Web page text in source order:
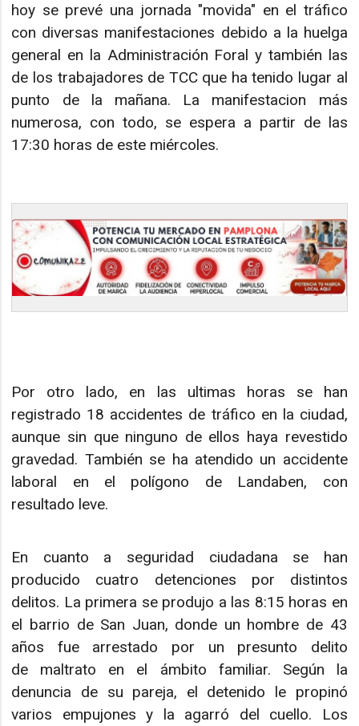
hoy se prevé una jornada "movida" en el tráfico
con diversas manifestaciones debido a la huelga
general en la Administración Foral y también las
de los trabajadores de TCC que ha tenido lugar al
punto de la mañana. La manifestacion más
numerosa, con todo, se espera a partir de las
17:30 horas de este miércoles.
Por otro lado, en las ultimas horas se han
registrado 18 accidentes de tráfico en la ciudad,
aunque sin que ninguno de ellos haya revestido
gravedad. También se ha atendido un accidente
laboral en el polígono de Landaben, con
resultado leve.
En cuanto a seguridad ciudadana se han
producido cuatro detenciones por distintos
delitos. La primera se produjo a las 8:15 horas en
el barrio de San Juan, donde un hombre de 43
años fue arrestado por un presunto delito
de maltrato en el ámbito familiar. Según la
denuncia de su pareja, el detenido le propinó
varios empujones y la agarró del cuello. Los